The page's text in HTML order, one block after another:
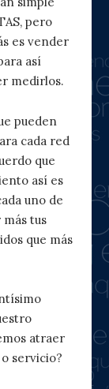
pero
es vender
así
medirlos.
pueden
cada red
que
así es
uno de
tus
que más
atraer
servicio?